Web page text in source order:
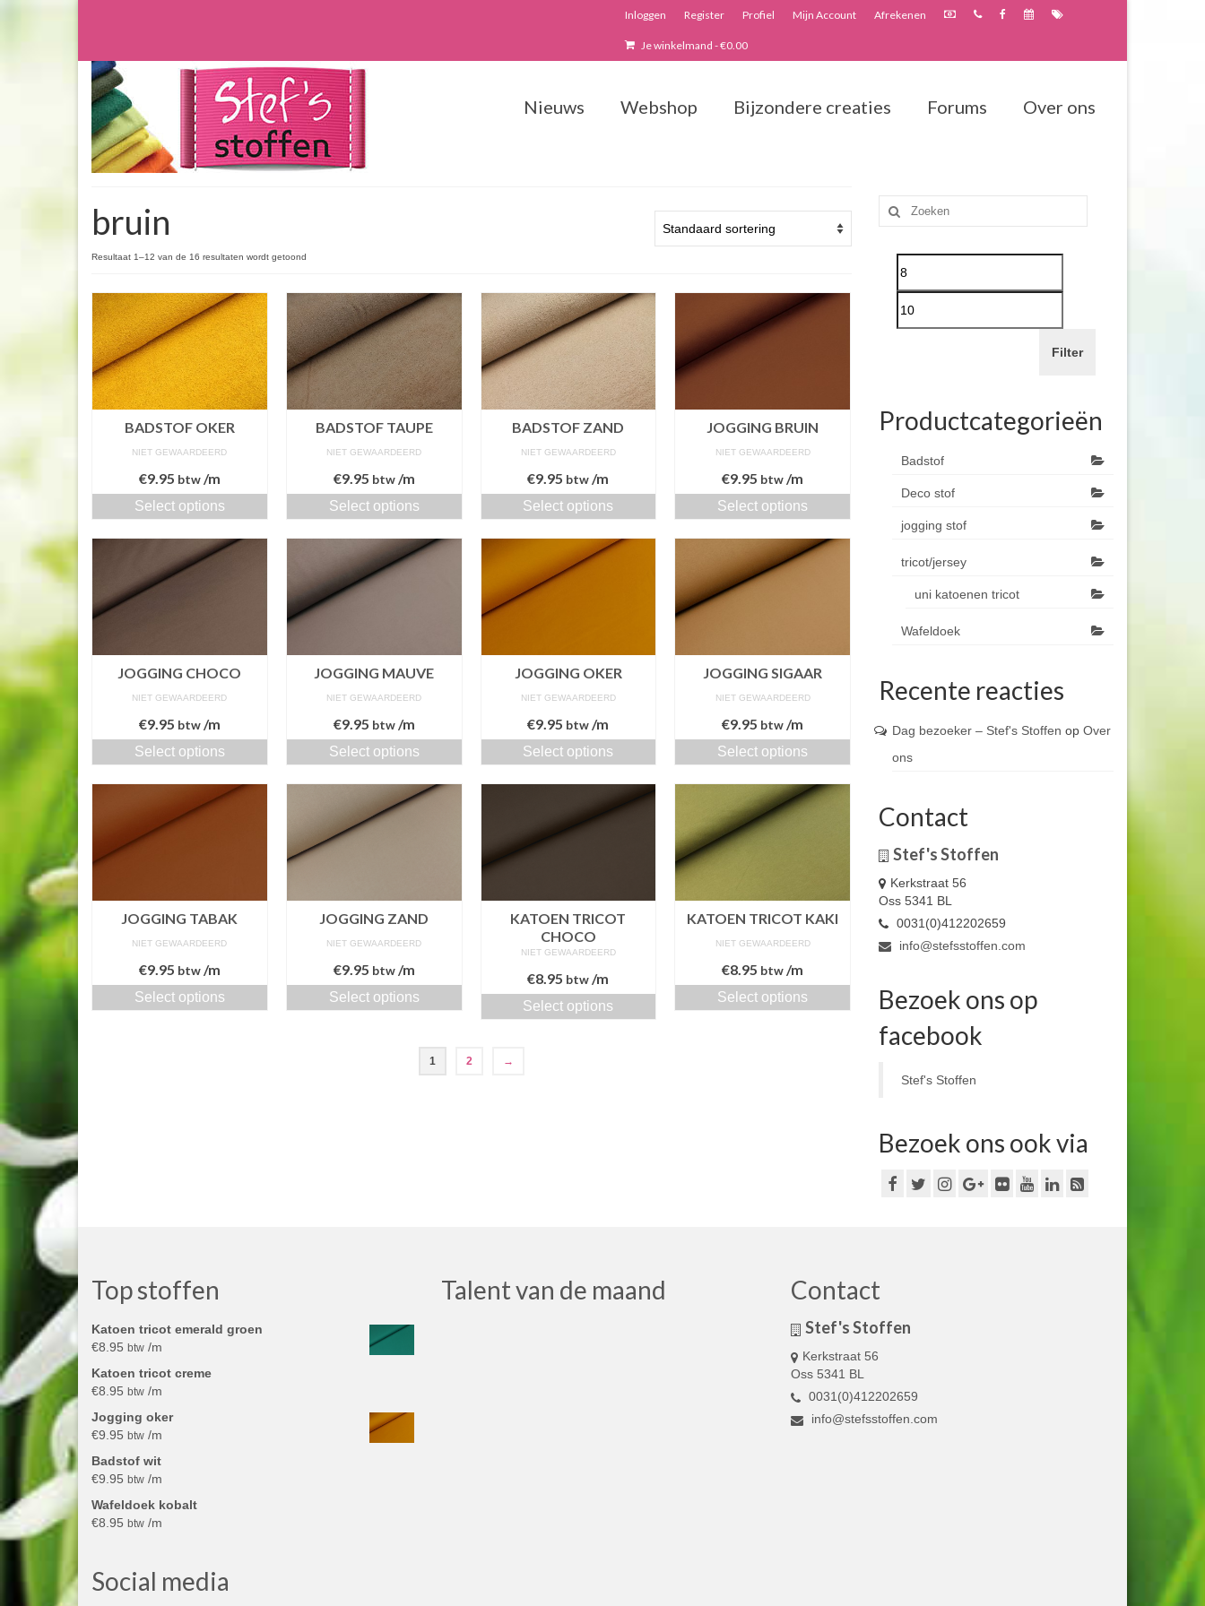
Inloggen Register Profiel Mijn Account Afrekenen
Je winkelmand -€0.00
Nieuws Webshop Bijzondere creaties Forums Over ons
bruin
Resultaat 1–12 van de 16 resultaten wordt getoond
BADSTOF OKER
NIET GEWAARDEERD
€9.95 btw/m
Select options
BADSTOF TAUPE
NIET GEWAARDEERD
€9.95 btw/m
Select options
BADSTOF ZAND
NIET GEWAARDEERD
€9.95 btw /m
Select options
JOGGING BRUIN
NIET GEWAARDEERD
€9.95 btw /m
Select options
JOGGING CHOCO
NIET GEWAARDEERD
€9.95 btw/m
Select options
JOGGING MAUVE
NIET GEWAARDEERD
€9.95 btw/m
Select options
JOGGING OKER
NIET GEWAARDEERD
€9.95 btw /m
Select options
JOGGING SIGAAR
NIET GEWAARDEERD
€9.95 btw /m
Select options
JOGGING TABAK
NIET GEWAARDEERD
€9.95 btw/m
Select options
JOGGING ZAND
NIET GEWAARDEERD
€9.95 btw/m
Select options
KATOEN TRICOT
CHOCO
NIET GEWAARDEERD
€8.95 btw /m
Select options
KATOEN TRICOT KAKI
NIET GEWAARDEERD
€8.95 btw /m
Select options
1 2 →
Zoeken
naar:
Filter
Productcategorieën
Badstof
Deco stof
jogging stof
tricot/jersey
uni katoenen tricot
Wafeldoek
Recente reacties
Dag bezoeker – Stef's Stoffen op Over
ons
Contact
Stef's Stoffen
Kerkstraat 56
Oss 5341 BL
0031(0)412202659
info@stefsstoffen.com
Bezoek ons op
facebook
Stef's Stoffen
Bezoek ons ook via
Top stoffen
Katoen tricot emerald groen
€8.95 btw /m
Katoen tricot creme
€8.95 btw /m
Jogging oker
€9.95 btw /m
Badstof wit
€9.95 btw /m
Wafeldoek kobalt
€8.95 btw /m
Social media
Talent van de maand Contact
Stef's Stoffen
Kerkstraat 56
Oss 5341 BL
0031(0)412202659
info@stefsstoffen.com